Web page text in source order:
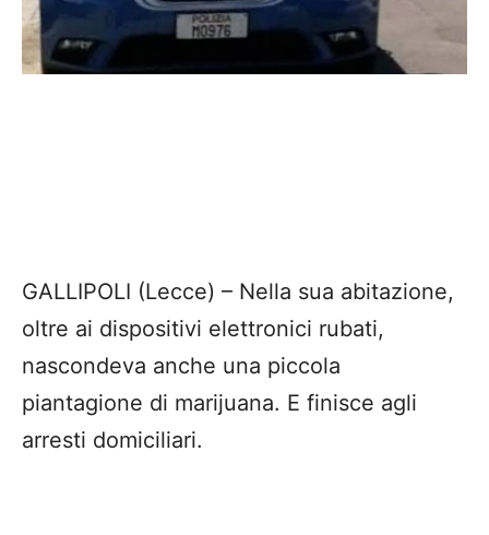
GALLIPOLI (Lecce) – Nella sua abitazione,
oltre ai dispositivi elettronici rubati,
nascondeva anche una piccola
piantagione di marijuana. E finisce agli
arresti domiciliari.